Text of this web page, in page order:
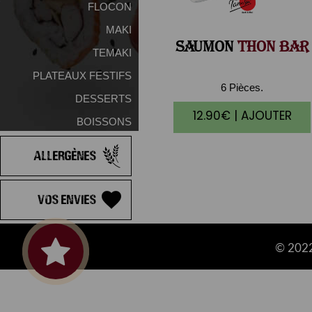
FLOCON
MAKI
TEMAKI
PLATEAUX FESTIFS
DESSERTS
BOISSONS
Allergènes
Vos Envies
SAUMONTHON BAR
6 Pièces.
12.90€ | AJOUTER
©